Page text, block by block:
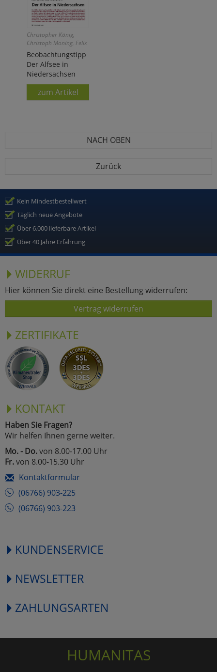
Christopher König,
Christoph Moning, Felix
Weiß
Beobachtungstipp
Der Alfsee in
Niedersachsen
zum Artikel
NACH OBEN
Zurück
Kein Mindestbestellwert
Täglich neue Angebote
Über 6.000 lieferbare Artikel
Über 40 Jahre Erfahrung
WIDERRUF
Hier können Sie direkt eine Bestellung widerrufen:
Vertrag widerrufen
ZERTIFIKATE
KONTAKT
Haben Sie Fragen?
Wir helfen Ihnen gerne weiter.
Mo. - Do.von 8.00-17.00 Uhr
Fr.von 8.00-15.30 Uhr
Kontaktformular
(06766) 903-225
(06766) 903-223
KUNDENSERVICE
NEWSLETTER
ZAHLUNGSARTEN
HUMANITAS